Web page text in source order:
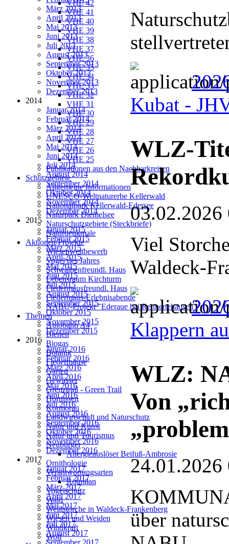
VHE 42
VHE 41
VHE 40
VHE 39
VHE 38
VHE 37
VHE 36
VHE 35
VHE 34
VHE 33
VHE 32
VHE 31
VHE 30
VHE 29
VHE 28
VHE 27
VHE 26
VHE 25
Publikationen aus den Nachbarkreisen
Schutzgebiete
Allgemeine Informationen
UNESCO-Weltnaturerbe Kellerwald
Nationalpark Kellerwald-Edersee
Naturpark Diemelsee
Naturschutzgebiete (Steckbriefe)
Naturdenkmale
Aktionen/Projekte
Wiesenwettbewerb
Vogel des Jahres
Schwalbenfreundl. Haus
Lebensraum Kirchturm
Fledermausfreundl. Haus
Fledermaus-Erlebnisabende
NABU-Projekt "Ederaue bei Rennertehausen"
Themen
Autobahn A4
Bienen
Biogas
Botanik
Fledermäuse
Garten
Gewässer
Grenztrail - Green Trail
Hornissen
Kormoran
Landwirtschaft und Naturschutz
Natur und Kunst
Natur und Tourismus
Neubürger
Allergieauslöser Beifuß-Ambrosie
Ornithologie
Verantwortungsarten
Rotmilan
Vogelschutz
Wald
Weißstörche in Waldeck-Frankenberg
Wiesen und Weiden
Windkraft
Wolf
März 2013
April 2013
Mai 2013
Juni 2013
Juli 2013
August 2013
September 2013
Oktober 2013
November 2013
Dezember 2013
2014
Januar 2014
Februar 2014
März 2014
April 2014
Mai 2014
Juni 2014
Juli 2014
August 2014
September 2014
Oktober 2014
November 2014
Dezember 2014
2015
Januar 2015
Februar 2015
März 2015
April 2015
Mai 2015
Juni 2015
Juli 2015
August 2015
September 2015
Oktober 2015
November 2015
Dezember 2015
2016
Januar 2016
Februar 2016
März 2016
April 2016
Mai 2016
Juni 2016
Juli 2016
August 2016
September 2016
Oktober 2016
November 2016
Dezember 2016
2017
Januar 2017
Februar 2017
März 2017
April 2017
Mai 2017
Juni 2017
Juli 2017
August 2017
September 2017
Kubat -
WLZ-
03.02.2026
Viel
Waldeck-
Klappern
WLZ:
Von
24.01.2026
über